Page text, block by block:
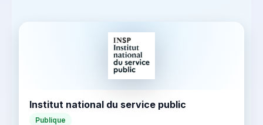
Institut national du service public
Publique